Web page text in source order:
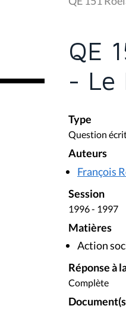
sQE
- Le
Type
Question
Auteurs
François
Session
1996 - 1997
Matières
Action
Réponse à
Complète